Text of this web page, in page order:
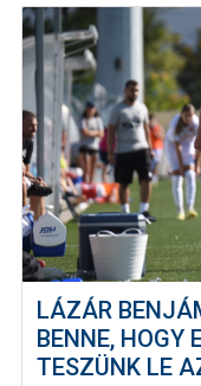
LÁZÁR
BENNE, HOGY
TESZÜNK LE